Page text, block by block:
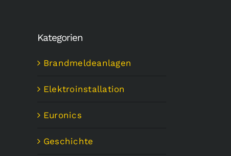
Kategorien
Brandmeldeanlagen
Elektroinstallation
Euronics
Geschichte